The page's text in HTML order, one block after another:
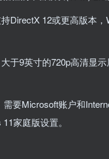
DirectX 12或更高版本
于9英寸的720p高清显
需要Microsoft账户和
家庭版设置。